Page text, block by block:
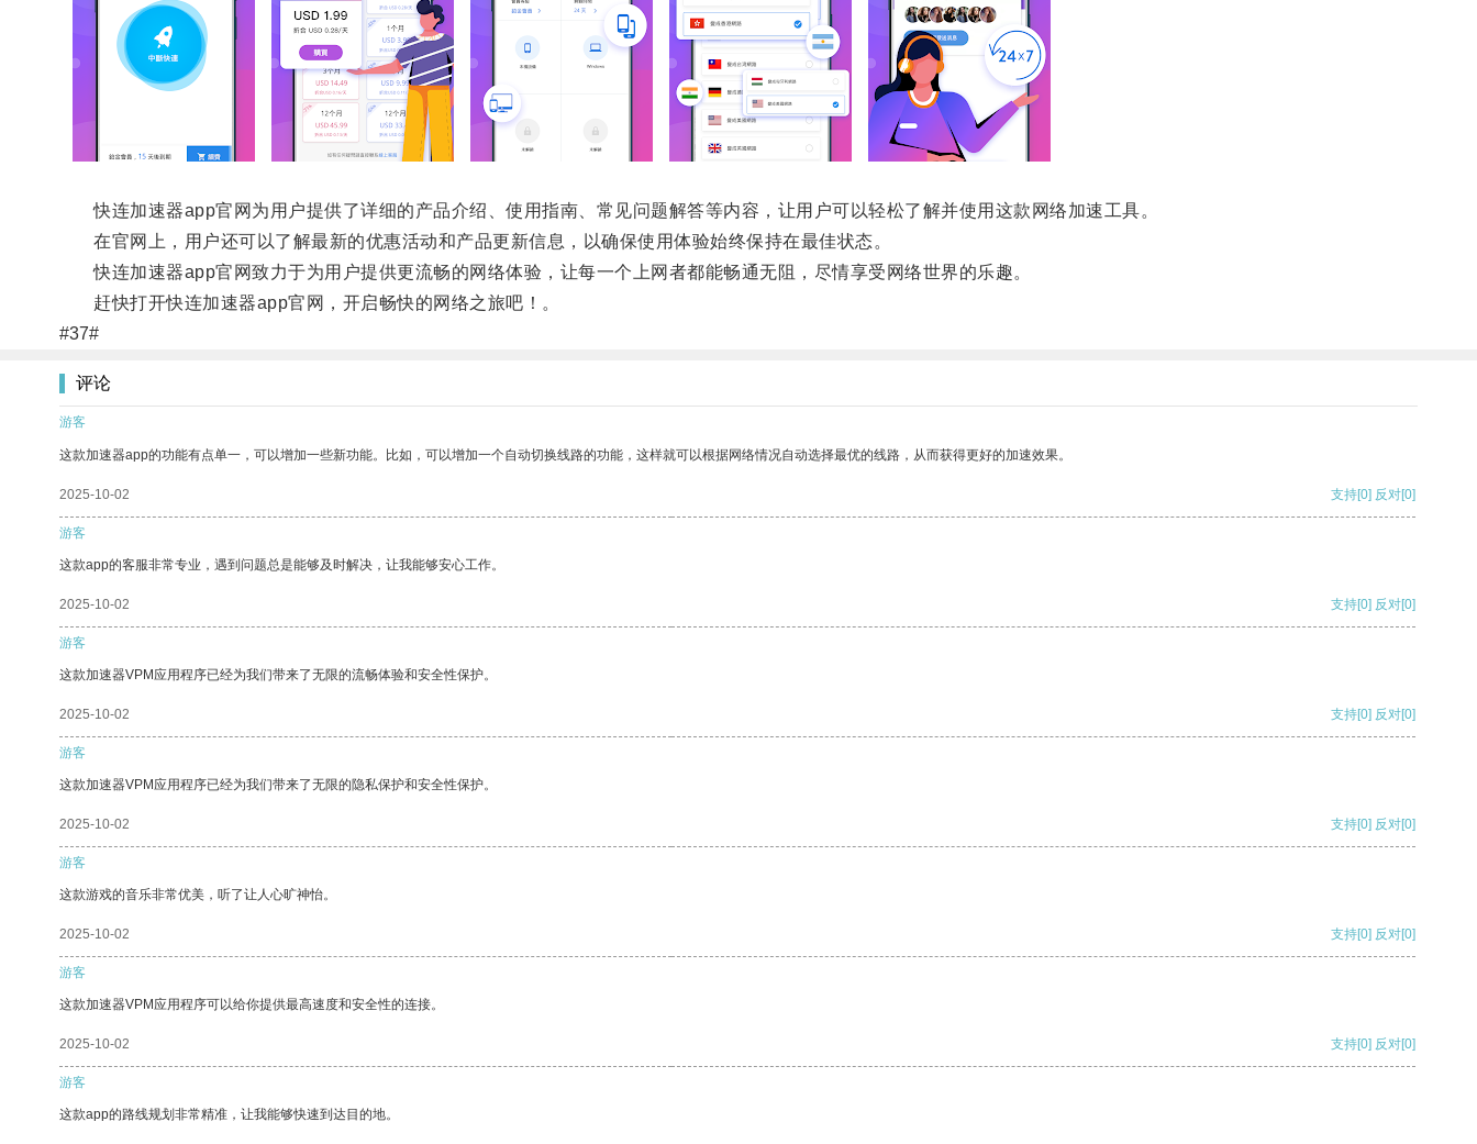
快连加速器app官网为用户提供了详细的产品介绍、使用指南、常见问题解答等内容，让用户可以轻松了解并使用这款网络加速工具。
在官网上，用户还可以了解最新的优惠活动和产品更新信息，以确保使用体验始终保持在最佳状态。
快连加速器app官网致力于为用户提供更流畅的网络体验，让每一个上网者都能畅通无阻，尽情享受网络世界的乐趣。
赶快打开快连加速器app官网，开启畅快的网络之旅吧！。
#37#
评论
游客
这款加速器app的功能有点单一，可以增加一些新功能。比如，可以增加一个自动切换线路的功能，这样就可以根据网络情况自动选择最优的线路，从而获得更好的加速效果。
2025-10-02 支持[0] 反对[0]
游客
这款app的客服非常专业，遇到问题总是能够及时解决，让我能够安心工作。
2025-10-02 支持[0] 反对[0]
游客
这款加速器VPM应用程序已经为我们带来了无限的流畅体验和安全性保护。
2025-10-02 支持[0] 反对[0]
游客
这款加速器VPM应用程序已经为我们带来了无限的隐私保护和安全性保护。
2025-10-02 支持[0] 反对[0]
游客
这款游戏的音乐非常优美，听了让人心旷神怡。
2025-10-02 支持[0] 反对[0]
游客
这款加速器VPM应用程序可以给你提供最高速度和安全性的连接。
2025-10-02 支持[0] 反对[0]
游客
这款app的路线规划非常精准，让我能够快速到达目的地。